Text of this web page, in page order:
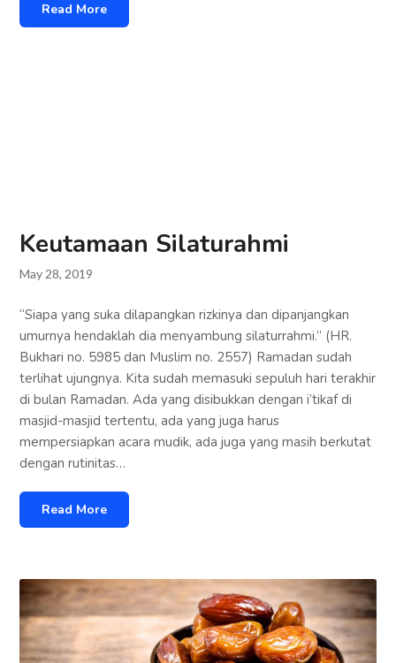
Read More
Keutamaan Silaturahmi
May 28, 2019
“Siapa yang suka dilapangkan rizkinya dan dipanjangkan
umurnya hendaklah dia menyambung silaturrahmi.” (HR.
Bukhari no. 5985 dan Muslim no. 2557) Ramadan sudah
terlihat ujungnya. Kita sudah memasuki sepuluh hari terakhir
di bulan Ramadan. Ada yang disibukkan dengan i’tikaf di
masjid-masjid tertentu, ada yang juga harus
mempersiapkan acara mudik, ada juga yang masih berkutat
dengan rutinitas…
Read More